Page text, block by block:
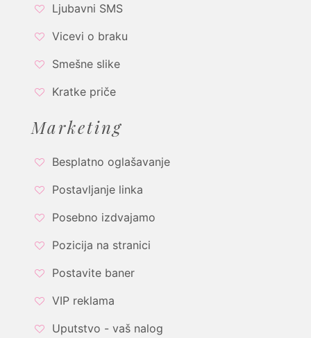
Ljubavni SMS
Vicevi o braku
Smešne slike
Kratke priče
Marketing
Besplatno oglašavanje
Postavljanje linka
Posebno izdvajamo
Pozicija na stranici
Postavite baner
VIP reklama
Uputstvo - vaš nalog